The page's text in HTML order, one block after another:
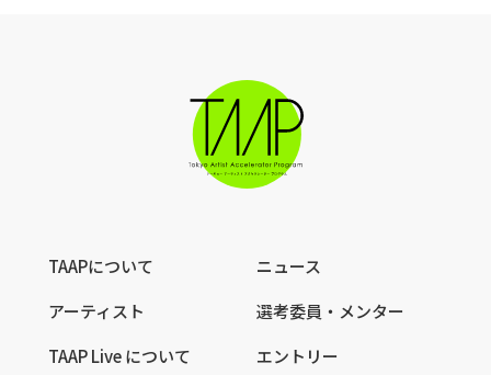
TAAPについて
ニュース
アーティスト
選考委員・メンター
TAAP Live について
エントリー